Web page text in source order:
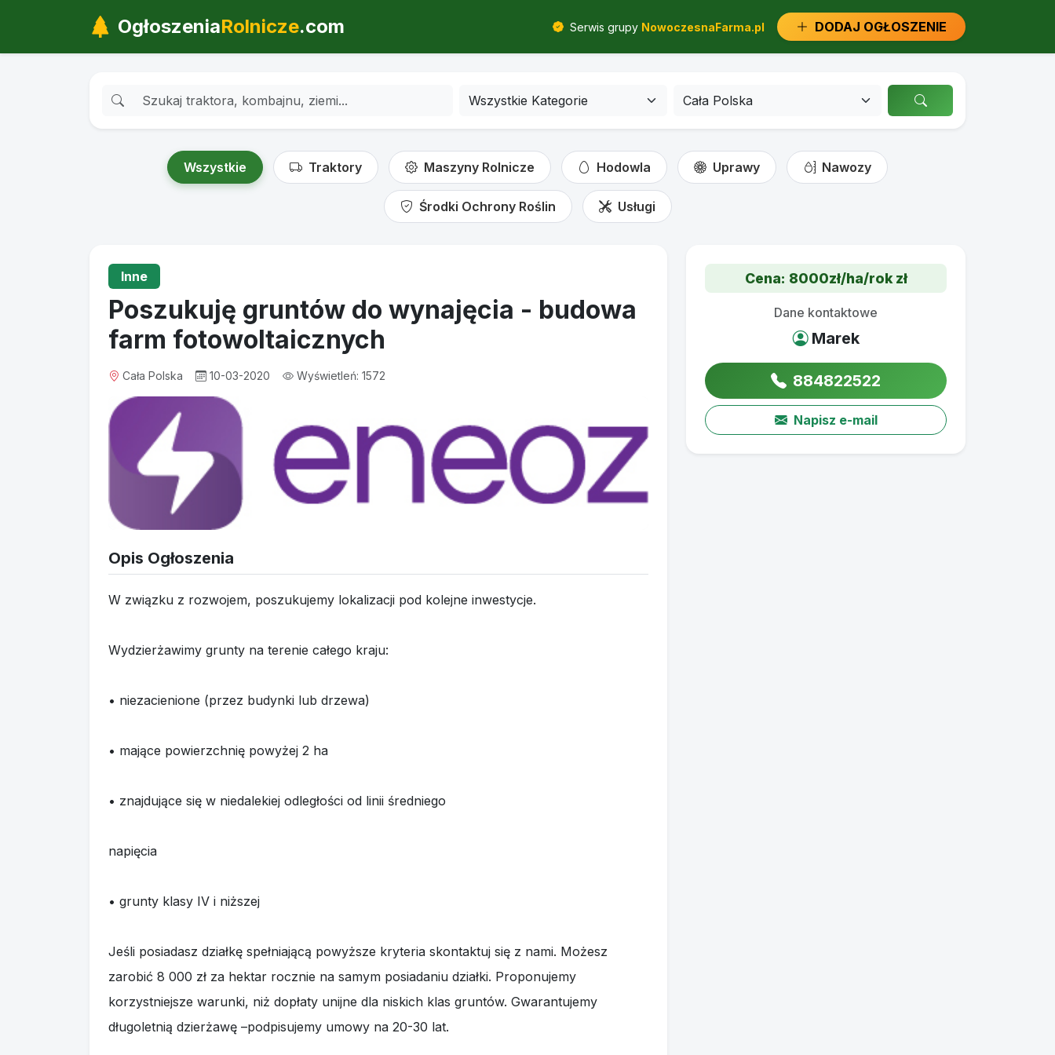
OgłoszeniaRolnicze.com Serwis grupy NowoczesnaFarma.pl DODAJ OGŁOSZENIE
Wszystkie Traktory Maszyny Rolnicze Hodowla Uprawy Nawozy
Środki Ochrony Roślin Usługi
Inne
Poszukuję gruntów do wynajęcia - budowa
farm fotowoltaicznych
Cała Polska 10-03-2020 Wyświetleń: 1572
Opis Ogłoszenia
W związku z rozwojem, poszukujemy lokalizacji pod kolejne inwestycje.
Wydzierżawimy grunty na terenie całego kraju:
• niezacienione (przez budynki lub drzewa)
• mające powierzchnię powyżej 2 ha
• znajdujące się w niedalekiej odległości od linii średniego
napięcia
• grunty klasy IV i niższej
Jeśli posiadasz działkę spełniającą powyższe kryteria skontaktuj się z nami. Możesz
zarobić 8 000 zł za hektar rocznie na samym posiadaniu działki. Proponujemy
korzystniejsze warunki, niż dopłaty unijne dla niskich klas gruntów. Gwarantujemy
długoletnią dzierżawę –podpisujemy umowy na 20-30 lat.
Cena: 8000zł/ha/rok zł
Dane kontaktowe
Marek
884822522
Napisz e-mail